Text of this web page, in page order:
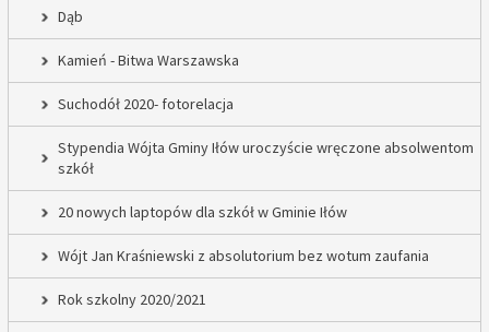
Dąb
Kamień - Bitwa Warszawska
Suchodół 2020- fotorelacja
Stypendia Wójta Gminy Iłów uroczyście wręczone absolwentom
szkół
20 nowych laptopów dla szkół w Gminie Iłów
Wójt Jan Kraśniewski z absolutorium bez wotum zaufania
Rok szkolny 2020/2021